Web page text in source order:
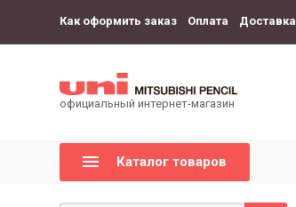
Как оформить заказ Оплата Доставка
официальный интернет-магазин
Каталог товаров